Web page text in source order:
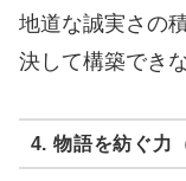
地道な誠実さの
決して構築でき
4. 物語を紡ぐ力